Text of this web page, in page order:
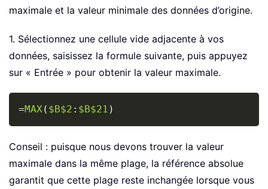
maximale et la valeur minimale des données d’origine.
1. Sélectionnez une cellule vide adjacente à vos
données, saisissez la formule suivante, puis appuyez
sur « Entrée » pour obtenir la valeur maximale.
=MAX ( $B$2 : $B$21 )
Conseil : puisque nous devons trouver la valeur
maximale dans la même plage, la référence absolue
garantit que cette plage reste inchangée lorsque vous